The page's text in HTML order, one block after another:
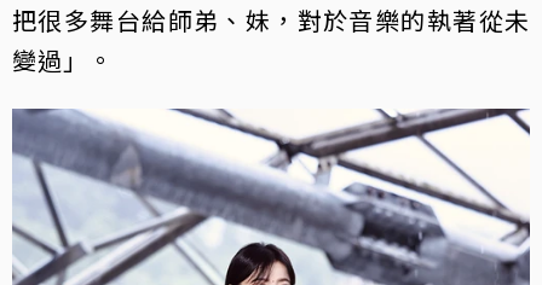
把很多舞台給師弟、妹，對於音樂的執著從未
變過」。